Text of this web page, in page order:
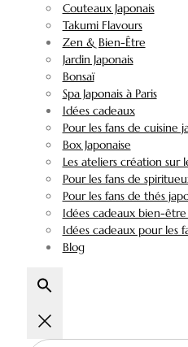
Couteaux Japonais
Takumi Flavours
Zen & Bien-Être
Jardin Japonais
Bonsaï
Spa Japonais à Paris
Idées cadeaux
Pour les fans de cuisine
Box Japonaise
Les ateliers création sur
Pour les fans de
Pour les fans de thés
Idées cadeaux bien-être
Idées cadeaux pour les
Blog